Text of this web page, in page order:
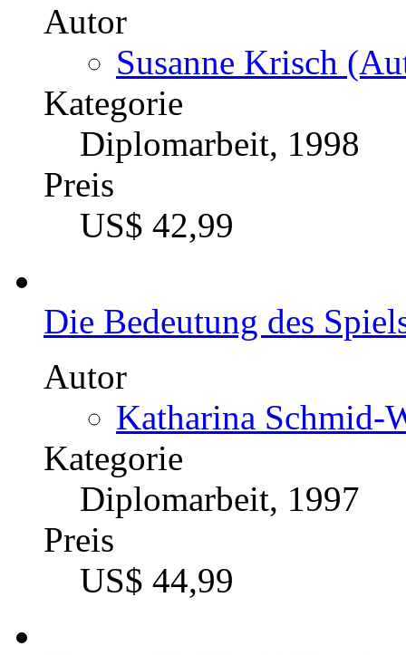
Autor
Susanne Krisch
Kategorie
Diplomarbeit, 1998
Preis
US$ 42,99
Die Bedeutung des
Autor
Katharina Schmid-
Kategorie
Diplomarbeit, 1997
Preis
US$ 44,99